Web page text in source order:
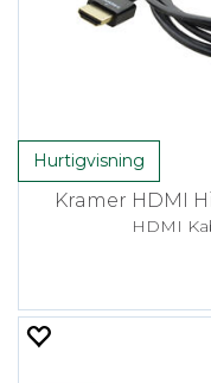
Hurtigvisning
Kramer HDMI
HDMI